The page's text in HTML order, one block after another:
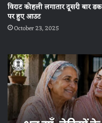
विराट कोहली लगातार दूसरी बार डक
पर हुए आउट
October 23, 2025